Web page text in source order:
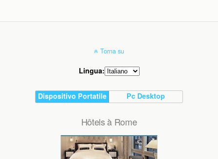
Torna su
Lingua:
Dispositivo Portatile Pc Desktop
Hôtels à Rome